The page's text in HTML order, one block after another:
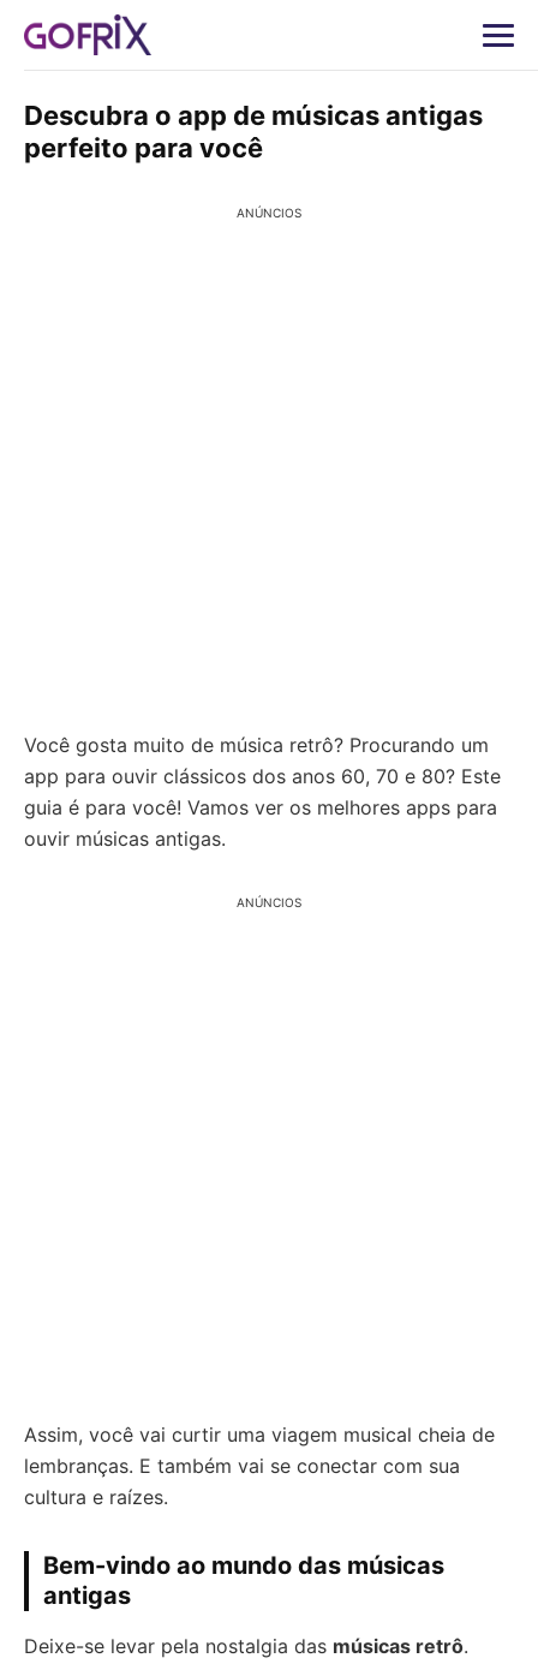
Descubra o app de músicas antigas
perfeito para você
ANÚNCIOS
Você gosta muito de música retrô? Procurando um
app para ouvir clássicos dos anos 60, 70 e 80? Este
guia é para você! Vamos ver os melhores apps para
ouvir músicas antigas.
ANÚNCIOS
Assim, você vai curtir uma viagem musical cheia de
lembranças. E também vai se conectar com sua
cultura e raízes.
Bem-vindo ao mundo das músicas
antigas
Deixe-se levar pela nostalgia das músicas retrô.